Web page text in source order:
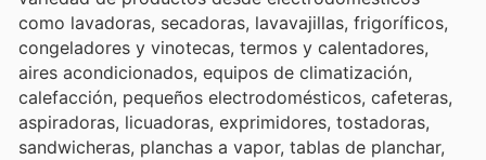
como lavadoras, secadoras, lavavajillas, frigoríficos,
congeladores y vinotecas, termos y calentadores,
aires acondicionados, equipos de climatización,
calefacción, pequeños electrodomésticos, cafeteras,
aspiradoras, licuadoras, exprimidores, tostadoras,
sandwicheras, planchas a vapor, tablas de planchar,